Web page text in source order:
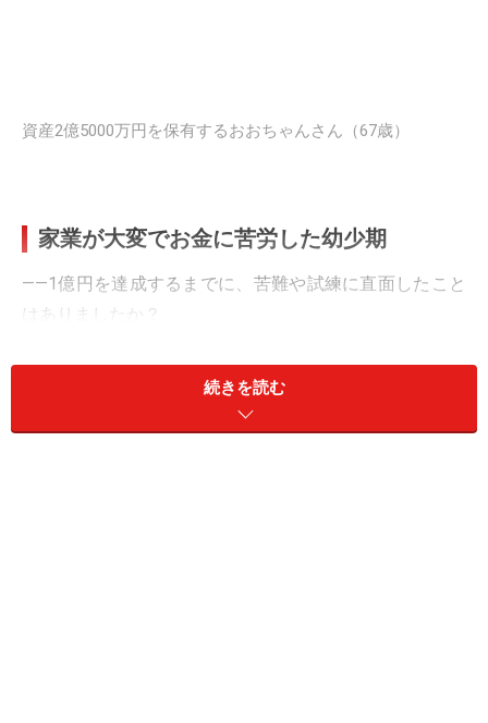
資産2億5000万円を保有するおおちゃんさん（67歳）
家業が大変でお金に苦労した幼少期
――1億円を達成するまでに、苦難や試練に直面したこと
はありましたか？
：幼少の頃、実家は農家をしながら、ガソリ
ンスタンドとプロパンガスを掛け売りで販売をしていた
のですが、お金を払ってもらえないこともあるなど、と
続きを読む